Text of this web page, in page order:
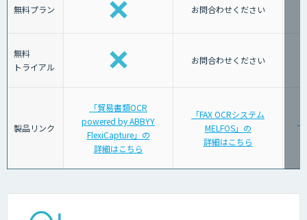
無料プラン お問合わせください
無料
トライアル
お問合わせください
製品リンク
「貿易書類OCR
powered by ABBYY
FlexiCapture」の
詳細はこちら
「FAX OCRシステム
MELFOS」の
詳細はこちら